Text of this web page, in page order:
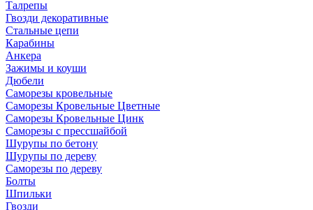
Талрепы
Гвозди декоративные
Стальные цепи
Карабины
Анкера
Зажимы и коуши
Дюбели
Саморезы кровельные
Саморезы Кровельные Цветные
Саморезы Кровельные Цинк
Саморезы с прессшайбой
Шурупы по бетону
Шурупы по дереву
Саморезы по дереву
Болты
Шпильки
Гвозди